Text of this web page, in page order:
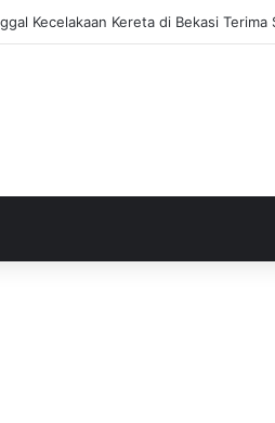
Apresiasi Eksel Runtukahu Dipanggil